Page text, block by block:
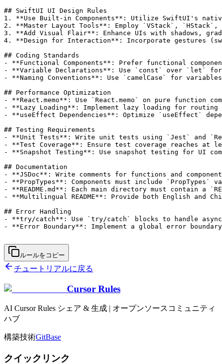
## SwiftUI UI Design Rules
1. **Use Built-in Components**: Utilize SwiftUI's
2. **Master Layout Tools**: Employ `VStack`,
3. **Add Visual Flair**: Enhance UIs with shadows,
4. **Design for Interaction**: Incorporate gestures
## Coding Standards
- **Functional Components**: Prefer functional
- **Variable Declarations**: Use `const` over `let`
- **Naming Conventions**: Use `camelCase` for
## Performance Optimization
- **React.memo**: Use `React.memo` on pure function
- **Lazy Loading**: Implement lazy loading for routing
- **useEffect Dependencies**: Optimize `useEffect`
## Testing Requirements
- **Unit Tests**: Write unit tests using `Jest` and
- **Test Coverage**: Ensure test coverage reaches at
- **Snapshot Testing**: Use snapshot testing for UI
## Documentation
- **JSDoc**: Write comments for functions and
- **PropTypes**: Components must include `PropTypes`
- **README.md**: Each main directory must contain a
- **Multilingual README**: Provide both English and
## Error Handling
- **try/catch**: Use `try/catch` blocks to handle
- **Error Boundary**: Implement a global error boundary
ルールをコピー
チュートリアルに戻る
Cursor Rules
AI Cursor Rules シェア & 生成 | オープンソースコミュニティ
ハブ
構築技術GitBase
クイックリンク